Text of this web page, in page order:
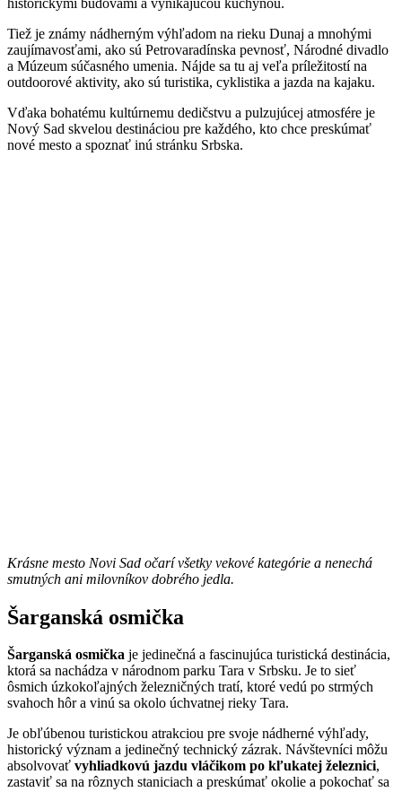
Tiež je známy nádherným výhľadom na rieku Dunaj a mnohými
zaujímavosťami, ako sú Petrovaradínska pevnosť, Národné divadlo
a Múzeum súčasného umenia. Nájde sa tu aj veľa príležitostí na
outdoorové aktivity, ako sú turistika, cyklistika a jazda na kajaku.
Vďaka bohatému kultúrnemu dedičstvu a pulzujúcej atmosfére je
Nový Sad skvelou destináciou pre každého, kto chce preskúmať
nové mesto a spoznať inú stránku Srbska.
Krásne mesto Novi Sad očarí všetky vekové kategórie a nenechá
smutných ani milovníkov dobrého jedla.
Šarganská osmička
Šarganská osmička je jedinečná a fascinujúca turistická destinácia,
ktorá sa nachádza v národnom parku Tara v Srbsku. Je to sieť
ôsmich úzkokoľajných železničných tratí, ktoré vedú po strmých
svahoch hôr a vinú sa okolo úchvatnej rieky Tara.
Je obľúbenou turistickou atrakciou pre svoje nádherné výhľady,
historický význam a jedinečný technický zázrak. Návštevníci môžu
absolvovať vyhliadkovú jazdu vláčikom po kľukatej železnici,
zastaviť sa na rôznych staniciach a preskúmať okolie a pokochať sa